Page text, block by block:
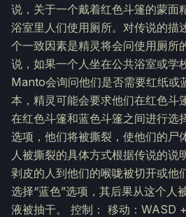
说，关于一个戴着红色斗篷的蒙面
浴室里人们使用厕所。对传说的描
个一致因素是精灵将会问使用厕所
说，如果一个人坐在公共浴室或学
Manto会询问他们是否需要红纸或
本，精灵可能会要求他们在红色斗
在红色斗篷和蓝色斗篷之间进行选
选项，他们将被撕裂，使他们的尸
人被撕裂的具体方式根据传说的说
剥皮的人到他们的喉咙被切开或他
选择“蓝色”选项，其后果从这个人
液被抽干。 控制： 移动：WASD